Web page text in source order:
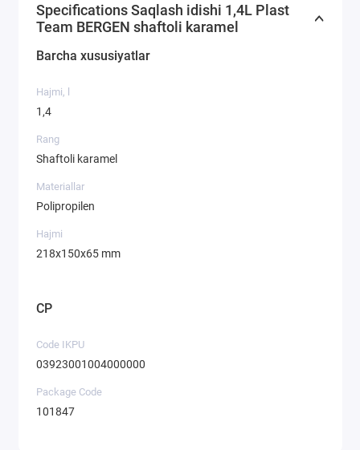
Specifications Saqlash idishi 1,4L Plast
Team BERGEN shaftoli karamel
Barcha xususiyatlar
Hajmi, l
1,4
Rang
Shaftoli karamel
Materiallar
Polipropilen
Hajmi
218х150х65 mm
CP
Code IKPU
03923001004000000
Package Code
101847